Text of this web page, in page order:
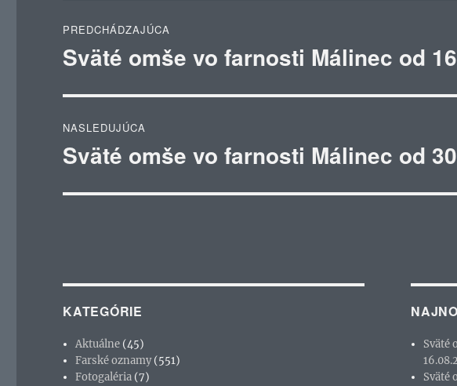
v
PREDCHÁDZAJÚCA
Predchádzajúci
Sväté omše vo farnosti Málinec od
NASLEDUJÚCA
Ďalší
Sväté omše vo farnosti Málinec od
KATEGÓRIE
Aktuálne (45)
Farské oznamy(551)
Fotogaléria (7)
Sväté
Sväté